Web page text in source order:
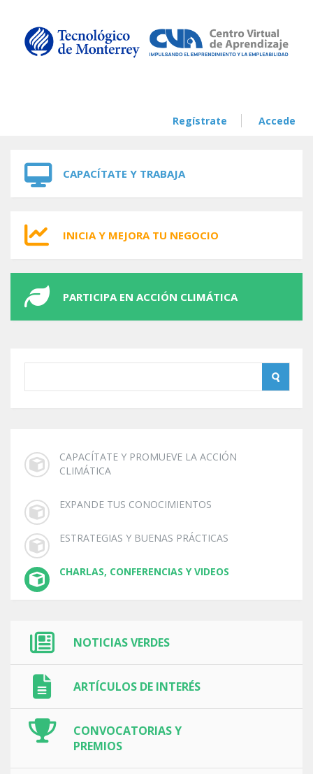
Regístrate Accede
CAPACÍTATE Y TRABAJA
INICIA Y MEJORA TU NEGOCIO
PARTICIPA EN ACCIÓN CLIMÁTICA
CAPACÍTATE Y PROMUEVE LA ACCIÓN
CLIMÁTICA
EXPANDE TUS CONOCIMIENTOS
ESTRATEGIAS Y BUENAS PRÁCTICAS
CHARLAS, CONFERENCIAS Y VIDEOS
NOTICIAS VERDES
ARTÍCULOS DE INTERÉS
CONVOCATORIAS Y
PREMIOS